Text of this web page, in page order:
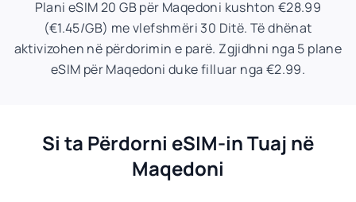
Plani eSIM 20 GB për Maqedoni kushton €28.99
(€1.45/GB) me vlefshmëri 30 Ditë. Të dhënat
aktivizohen në përdorimin e parë. Zgjidhni nga 5 plane
eSIM për Maqedoni duke filluar nga €2.99.
Si ta Përdorni eSIM-in Tuaj në
Maqedoni